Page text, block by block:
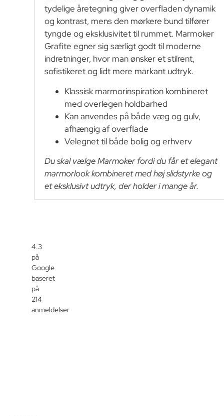
4.3
på
Google
baseret
på
214
anmeldelser
tydelige åretegning giver overfladen dynamik
og kontrast, mens den mørkere bund tilfører
tyngde og eksklusivitet til rummet. Marmoker
Grafite egner sig særligt godt til moderne
indretninger, hvor man ønsker et stilrent,
sofistikeret og lidt mere markant udtryk.
Klassisk marmorinspiration kombineret
med overlegen holdbarhed
Kan anvendes på både væg og gulv,
afhængig af overflade
Velegnet til både bolig og erhverv
Du skal vælge Marmoker fordi du får et elegant
marmorlook kombineret med høj slidstyrke og
et eksklusivt udtryk, der holder i mange år.